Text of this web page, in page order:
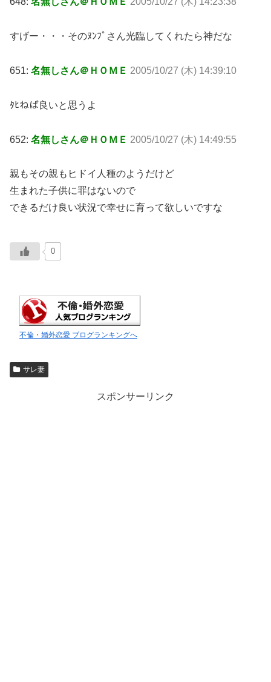
すげー・・・そのﾇﾝﾌﾟさん光臨してくれたら神だな
651: 名無しさん＠ＨＯＭＥ 2005/10/27 (木) 14:39:10
ﾀﾋねば良いと思うよ
652: 名無しさん＠ＨＯＭＥ 2005/10/27 (木) 14:49:55
親もその親もヒドイ人種のようだけど
生まれた子供に罪はないので
できるだけ良い状況で幸せに育って欲しいですな
0
不倫・婚外恋愛 ブログランキングへ
サレ妻
スポンサーリンク